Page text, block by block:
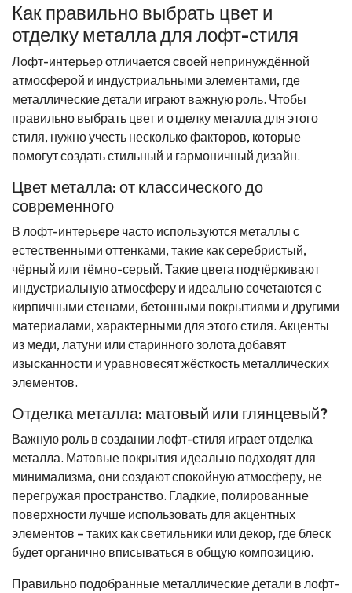
Как правильно выбрать цвет и
отделку металла для лофт-стиля
Лофт-интерьер отличается своей непринуждённой
атмосферой и индустриальными элементами, где
металлические детали играют важную роль. Чтобы
правильно выбрать цвет и отделку металла для этого
стиля, нужно учесть несколько факторов, которые
помогут создать стильный и гармоничный дизайн.
Цвет металла: от классического до
современного
В лофт-интерьере часто используются металлы с
естественными оттенками, такие как серебристый,
чёрный или тёмно-серый. Такие цвета подчёркивают
индустриальную атмосферу и идеально сочетаются с
кирпичными стенами, бетонными покрытиями и другими
материалами, характерными для этого стиля. Акценты
из меди, латуни или старинного золота добавят
изысканности и уравновесят жёсткость металлических
элементов.
Отделка металла: матовый или глянцевый?
Важную роль в создании лофт-стиля играет отделка
металла. Матовые покрытия идеально подходят для
минимализма, они создают спокойную атмосферу, не
перегружая пространство. Гладкие, полированные
поверхности лучше использовать для акцентных
элементов – таких как светильники или декор, где блеск
будет органично вписываться в общую композицию.
Правильно подобранные металлические детали в лофт-